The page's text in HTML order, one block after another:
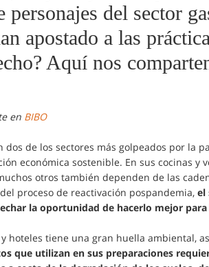
personajes del sector
apostado a las
Aquí nos
en BIBO
dos de los sectores más golpeados por la
económica sostenible. En sus cocinas y
otros también dependen de las
proceso de reactivación pospandemia, el
la oportunidad de hacerlo mejor
hoteles tiene una gran huella ambiental,
que utilizan en sus preparaciones